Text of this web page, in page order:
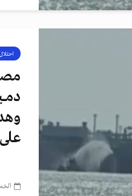
احتلال
الخميس، 30